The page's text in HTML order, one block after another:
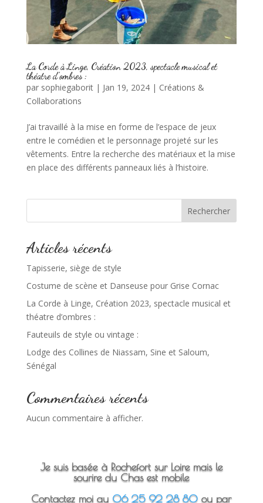
La Corde à Linge, Création 2023, spectacle musical et
théatre d’ombres :
par sophiegaborit| Jan 19, 2024| Créations &
Collaborations
J’ai travaillé à la mise en forme de l’espace de jeux
entre le comédien et le personnage projeté sur les
vêtements. Entre la recherche des matériaux et la mise
en place des différents panneaux liés à l’histoire.
Rechercher
Articles récents
Tapisserie, siège de style
Costume de scène et Danseuse pour Grise Cornac
La Corde à Linge, Création 2023, spectacle musical et
théatre d’ombres :
Fauteuils de style ou vintage :
Lodge des Collines de Niassam, Sine et Saloum,
Sénégal
Commentaires récents
Aucun commentaire à afficher.
Je suis basée à Rochefort sur Loire mais le
sourire du Chas est mobile
Contactez moi au 06 25 92 28 80 ou par